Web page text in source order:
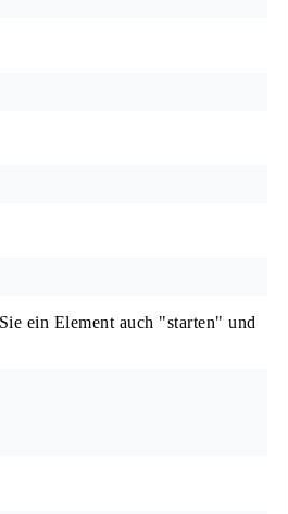
ein Element auch "starten" und